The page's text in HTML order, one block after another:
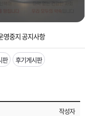
안내
영중지 공지사항
절 휴무 안내
안내
송예정
판 후기게시판
작성자